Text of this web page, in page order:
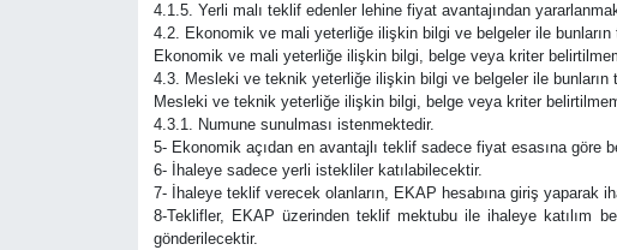
4.1.5. Yerli malı teklif edenler lehine fiyat avantajından
4.2. Ekonomik ve mali yeterliğe ilişkin bilgi ve belgeler ile bunların
Ekonomik ve mali yeterliğe ilişkin bilgi, belge veya kriter
4.3. Mesleki ve teknik yeterliğe ilişkin bilgi ve belgeler ile bunların
Mesleki ve teknik yeterliğe ilişkin bilgi, belge veya kriter
4.3.1. Numune sunulması istenmektedir.
5- Ekonomik açıdan en avantajlı teklif sadece fiyat esasına göre
6- İhaleye sadece yerli istekliler katılabilecektir.
7- İhaleye teklif verecek olanların, EKAP hesabına giriş yaparak
8-Teklifler, EKAP üzerinden teklif mektubu ile ihaleye katılım
gönderilecektir.